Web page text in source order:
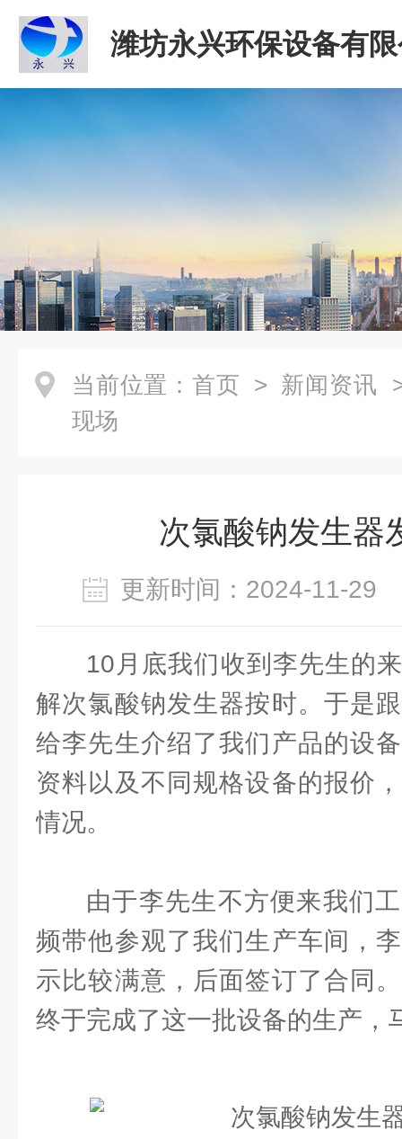
潍坊永兴环保设备有
当前位置： 首页 > 新闻资讯
现场
次氯酸钠发生器
更新时间：2024-11-
10月底我们收到李先生的
解次氯酸钠发生器按时。于是
给李先生介绍了我们产品的设
资料以及不同规格设备的报价
情况。
由于李先生不方便来我们
频带他参观了我们生产车间，
示比较满意，后面签订了合同
终于完成了这一批设备的生产，